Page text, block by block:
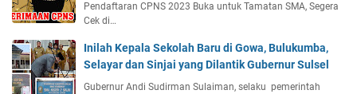
Pendaftaran CPNS 2023 Buka untuk Tamatan SMA, Segera
Cek di…
Inilah Kepala Sekolah Baru di Gowa, Bulukumba,
Selayar dan Sinjai yang Dilantik Gubernur Sulsel
Gubernur Andi Sudirman Sulaiman, selaku pemerintah